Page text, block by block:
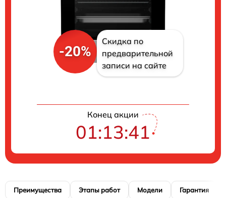
-20%
Скидка по
предварительной
записи на сайте
Конец акции
01:13:40
Преимущества Этапы работ Модели Гарантия